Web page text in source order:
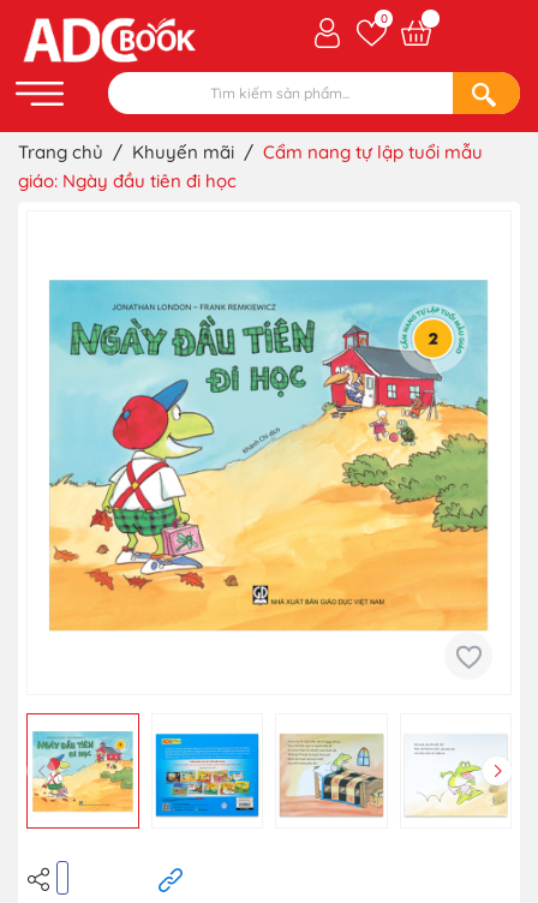
0
Trang chủ / Khuyến mãi / Cẩm nang tự lập tuổi mẫu
giáo: Ngày đầu tiên đi học